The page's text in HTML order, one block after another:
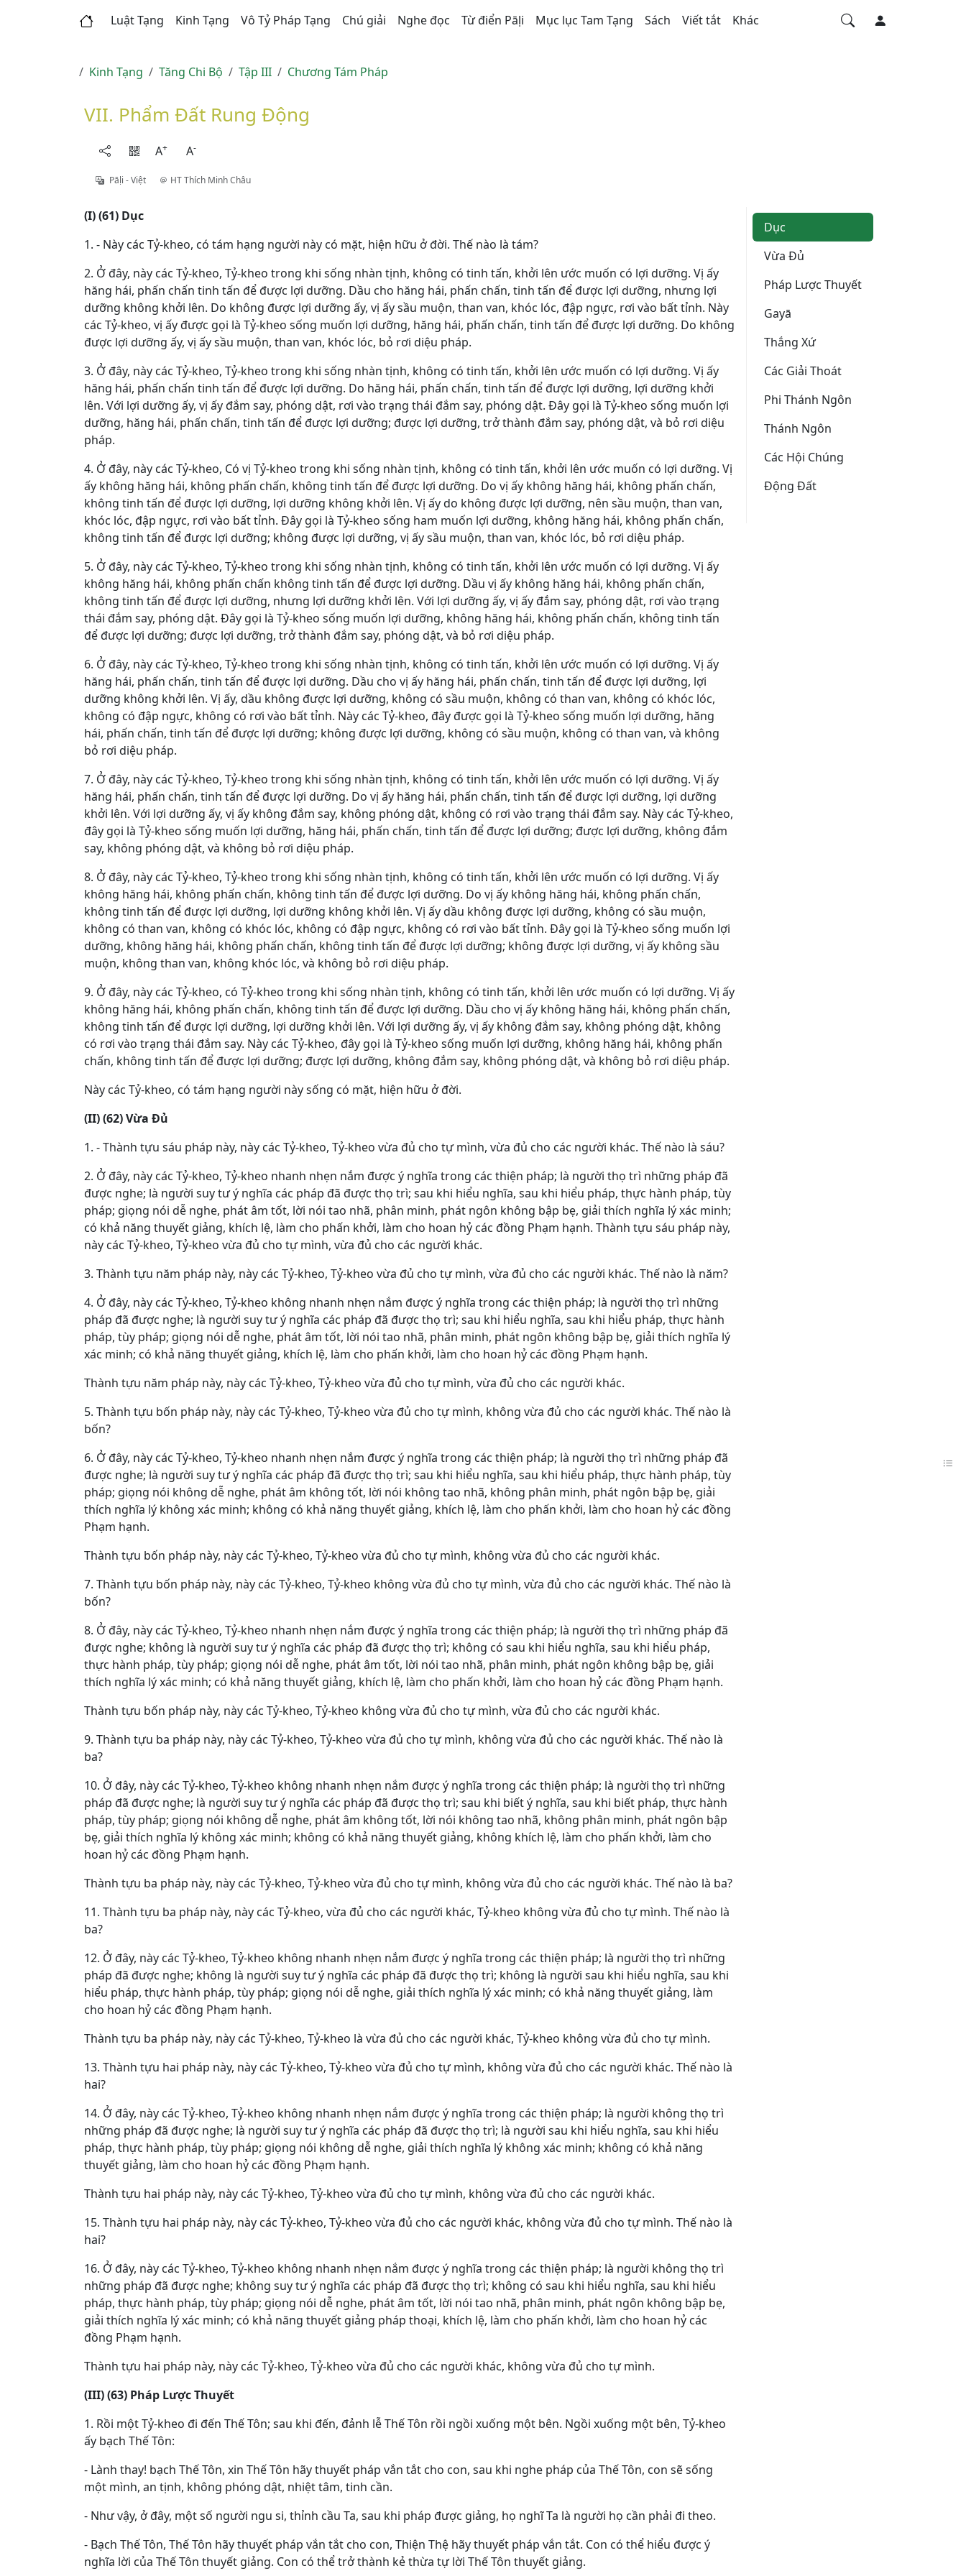
Luật Tạng Kinh Tạng Vô Tỷ Pháp Tạng Chú giải Nghe đọc Từ điển Pāḷi Mục lục Tam Tạng Sách Viết tắt Khác
Kinh Tạng Tăng Chi Bộ Tập III Chương Tám Pháp
VII. Phẩm Ðất Rung Động
A+ A-
Pāḷi - Việt HT Thích Minh Châu
Dục
Vừa Ðủ
Pháp Lược Thuyết
Gayā
Thắng Xứ
Các Giải Thoát
Phi Thánh Ngôn
Thánh Ngôn
Các Hội Chúng
Ðộng Ðất
(I) (61) Dục
1. - Này các Tỷ-kheo, có tám hạng người này có mặt, hiện hữu ở đời. Thế nào là tám?
2. Ở đây, này các Tỷ-kheo, Tỷ-kheo trong khi sống nhàn tịnh, không có tinh tấn, khởi lên ước muốn có lợi dưỡng. Vị ấy
hăng hái, phấn chấn tinh tấn để được lợi dưỡng. Dầu cho hăng hái, phấn chấn, tinh tấn để được lợi dưỡng, nhưng lợi
dưỡng không khởi lên. Do không được lợi dưỡng ấy, vị ấy sầu muộn, than van, khóc lóc, đập ngực, rơi vào bất tỉnh. Này
các Tỷ-kheo, vị ấy được gọi là Tỷ-kheo sống muốn lợi dưỡng, hăng hái, phấn chấn, tinh tấn để được lợi dưỡng. Do không
được lợi dưỡng ấy, vị ấy sầu muộn, than van, khóc lóc, bỏ rơi diệu pháp.
3. Ở đây, này các Tỷ-kheo, Tỷ-kheo trong khi sống nhàn tịnh, không có tinh tấn, khởi lên ước muốn có lợi dưỡng. Vị ấy
hăng hái, phấn chấn tinh tấn để được lợi dưỡng. Do hăng hái, phấn chấn, tinh tấn để được lợi dưỡng, lợi dưỡng khởi
lên. Với lợi dưỡng ấy, vị ấy đắm say, phóng dật, rơi vào trạng thái đắm say, phóng dật. Ðây gọi là Tỷ-kheo sống muốn lợi
dưỡng, hăng hái, phấn chấn, tinh tấn để được lợi dưỡng; được lợi dưỡng, trở thành đắm say, phóng dật, và bỏ rơi diệu
pháp.
4. Ở đây, này các Tỷ-kheo, Có vị Tỷ-kheo trong khi sống nhàn tịnh, không có tinh tấn, khởi lên ước muốn có lợi dưỡng. Vị
ấy không hăng hái, không phấn chấn, không tinh tấn để được lợi dưỡng. Do vị ấy không hăng hái, không phấn chấn,
không tinh tấn để được lợi dưỡng, lợi dưỡng không khởi lên. Vị ấy do không được lợi dưỡng, nên sầu muộn, than van,
khóc lóc, đập ngực, rơi vào bất tỉnh. Ðây gọi là Tỷ-kheo sống ham muốn lợi dưỡng, không hăng hái, không phấn chấn,
không tinh tấn để được lợi dưỡng; không được lợi dưỡng, vị ấy sầu muộn, than van, khóc lóc, bỏ rơi diệu pháp.
5. Ở đây, này các Tỷ-kheo, Tỷ-kheo trong khi sống nhàn tịnh, không có tinh tấn, khởi lên ước muốn có lợi dưỡng. Vị ấy
không hăng hái, không phấn chấn không tinh tấn để được lợi dưỡng. Dầu vị ấy không hăng hái, không phấn chấn,
không tinh tấn để được lợi dưỡng, nhưng lợi dưỡng khởi lên. Với lợi dưỡng ấy, vị ấy đắm say, phóng dật, rơi vào trạng
thái đắm say, phóng dật. Ðây gọi là Tỷ-kheo sống muốn lợi dưỡng, không hăng hái, không phấn chấn, không tinh tấn
để được lợi dưỡng; được lợi dưỡng, trở thành đắm say, phóng dật, và bỏ rơi diệu pháp.
6. Ở đây, này các Tỷ-kheo, Tỷ-kheo trong khi sống nhàn tịnh, không có tinh tấn, khởi lên ước muốn có lợi dưỡng. Vị ấy
hăng hái, phấn chấn, tinh tấn để được lợi dưỡng. Dầu cho vị ấy hăng hái, phấn chấn, tinh tấn để được lợi dưỡng, lợi
dưỡng không khởi lên. Vị ấy, dầu không được lợi dưỡng, không có sầu muộn, không có than van, không có khóc lóc,
không có đập ngực, không có rơi vào bất tỉnh. Này các Tỷ-kheo, đây được gọi là Tỷ-kheo sống muốn lợi dưỡng, hăng
hái, phấn chấn, tinh tấn để được lợi dưỡng; không được lợi dưỡng, không có sầu muộn, không có than van, và không
bỏ rơi diệu pháp.
7. Ở đây, này các Tỷ-kheo, Tỷ-kheo trong khi sống nhàn tịnh, không có tinh tấn, khởi lên ước muốn có lợi dưỡng. Vị ấy
hăng hái, phấn chấn, tinh tấn để được lợi dưỡng. Do vị ấy hăng hái, phấn chấn, tinh tấn để được lợi dưỡng, lợi dưỡng
khởi lên. Với lợi dưỡng ấy, vị ấy không đắm say, không phóng dật, không có rơi vào trạng thái đắm say. Này các Tỷ-kheo,
đây gọi là Tỷ-kheo sống muốn lợi dưỡng, hăng hái, phấn chấn, tinh tấn để được lợi dưỡng; được lợi dưỡng, không đắm
say, không phóng dật, và không bỏ rơi diệu pháp.
8. Ở đây, này các Tỷ-kheo, Tỷ-kheo trong khi sống nhàn tịnh, không có tinh tấn, khởi lên ước muốn có lợi dưỡng. Vị ấy
không hăng hái, không phấn chấn, không tinh tấn để được lợi dưỡng. Do vị ấy không hăng hái, không phấn chấn,
không tinh tấn để được lợi dưỡng, lợi dưỡng không khởi lên. Vị ấy dầu không được lợi dưỡng, không có sầu muộn,
không có than van, không có khóc lóc, không có đập ngực, không có rơi vào bất tỉnh. Ðây gọi là Tỷ-kheo sống muốn lợi
dưỡng, không hăng hái, không phấn chấn, không tinh tấn để được lợi dưỡng; không được lợi dưỡng, vị ấy không sầu
muộn, không than van, không khóc lóc, và không bỏ rơi diệu pháp.
9. Ở đây, này các Tỷ-kheo, có Tỷ-kheo trong khi sống nhàn tịnh, không có tinh tấn, khởi lên ước muốn có lợi dưỡng. Vị ấy
không hăng hái, không phấn chấn, không tinh tấn để được lợi dưỡng. Dầu cho vị ấy không hăng hái, không phấn chấn,
không tinh tấn để được lợi dưỡng, lợi dưỡng khởi lên. Với lợi dưỡng ấy, vị ấy không đắm say, không phóng dật, không
có rơi vào trạng thái đắm say. Này các Tỷ-kheo, đây gọi là Tỷ-kheo sống muốn lợi dưỡng, không hăng hái, không phấn
chấn, không tinh tấn để được lợi dưỡng; được lợi dưỡng, không đắm say, không phóng dật, và không bỏ rơi diệu pháp.
Này các Tỷ-kheo, có tám hạng người này sống có mặt, hiện hữu ở đời.
(II) (62) Vừa Ðủ
1. - Thành tựu sáu pháp này, này các Tỷ-kheo, Tỷ-kheo vừa đủ cho tự mình, vừa đủ cho các người khác. Thế nào là sáu?
2. Ở đây, này các Tỷ-kheo, Tỷ-kheo nhanh nhẹn nắm được ý nghĩa trong các thiện pháp; là người thọ trì những pháp đã
được nghe; là người suy tư ý nghĩa các pháp đã được thọ trì; sau khi hiểu nghĩa, sau khi hiểu pháp, thực hành pháp, tùy
pháp; giọng nói dễ nghe, phát âm tốt, lời nói tao nhã, phân minh, phát ngôn không bập bẹ, giải thích nghĩa lý xác minh;
có khả năng thuyết giảng, khích lệ, làm cho phấn khởi, làm cho hoan hỷ các đồng Phạm hạnh. Thành tựu sáu pháp này,
này các Tỷ-kheo, Tỷ-kheo vừa đủ cho tự mình, vừa đủ cho các người khác.
3. Thành tựu năm pháp này, này các Tỷ-kheo, Tỷ-kheo vừa đủ cho tự mình, vừa đủ cho các người khác. Thế nào là năm?
4. Ở đây, này các Tỷ-kheo, Tỷ-kheo không nhanh nhẹn nắm được ý nghĩa trong các thiện pháp; là người thọ trì những
pháp đã được nghe; là người suy tư ý nghĩa các pháp đã được thọ trì; sau khi hiểu nghĩa, sau khi hiểu pháp, thực hành
pháp, tùy pháp; giọng nói dễ nghe, phát âm tốt, lời nói tao nhã, phân minh, phát ngôn không bập bẹ, giải thích nghĩa lý
xác minh; có khả năng thuyết giảng, khích lệ, làm cho phấn khởi, làm cho hoan hỷ các đồng Phạm hạnh.
Thành tựu năm pháp này, này các Tỷ-kheo, Tỷ-kheo vừa đủ cho tự mình, vừa đủ cho các người khác.
5. Thành tựu bốn pháp này, này các Tỷ-kheo, Tỷ-kheo vừa đủ cho tự mình, không vừa đủ cho các người khác. Thế nào là
bốn?
6. Ở đây, này các Tỷ-kheo, Tỷ-kheo nhanh nhẹn nắm được ý nghĩa trong các thiện pháp; là người thọ trì những pháp đã
được nghe; là người suy tư ý nghĩa các pháp đã được thọ trì; sau khi hiểu nghĩa, sau khi hiểu pháp, thực hành pháp, tùy
pháp; giọng nói không dễ nghe, phát âm không tốt, lời nói không tao nhã, không phân minh, phát ngôn bập bẹ, giải
thích nghĩa lý không xác minh; không có khả năng thuyết giảng, khích lệ, làm cho phấn khởi, làm cho hoan hỷ các đồng
Phạm hạnh.
Thành tựu bốn pháp này, này các Tỷ-kheo, Tỷ-kheo vừa đủ cho tự mình, không vừa đủ cho các người khác.
7. Thành tựu bốn pháp này, này các Tỷ-kheo, Tỷ-kheo không vừa đủ cho tự mình, vừa đủ cho các người khác. Thế nào là
bốn?
8. Ở đây, này các Tỷ-kheo, Tỷ-kheo nhanh nhẹn nắm được ý nghĩa trong các thiện pháp; là người thọ trì những pháp đã
được nghe; không là người suy tư ý nghĩa các pháp đã được thọ trì; không có sau khi hiểu nghĩa, sau khi hiểu pháp,
thực hành pháp, tùy pháp; giọng nói dễ nghe, phát âm tốt, lời nói tao nhã, phân minh, phát ngôn không bập bẹ, giải
thích nghĩa lý xác minh; có khả năng thuyết giảng, khích lệ, làm cho phấn khởi, làm cho hoan hỷ các đồng Phạm hạnh.
Thành tựu bốn pháp này, này các Tỷ-kheo, Tỷ-kheo không vừa đủ cho tự mình, vừa đủ cho các người khác.
9. Thành tựu ba pháp này, này các Tỷ-kheo, Tỷ-kheo vừa đủ cho tự mình, không vừa đủ cho các người khác. Thế nào là
ba?
10. Ở đây, này các Tỷ-kheo, Tỷ-kheo không nhanh nhẹn nắm được ý nghĩa trong các thiện pháp; là người thọ trì những
pháp đã được nghe; là người suy tư ý nghĩa các pháp đã được thọ trì; sau khi biết ý nghĩa, sau khi biết pháp, thực hành
pháp, tùy pháp; giọng nói không dễ nghe, phát âm không tốt, lời nói không tao nhã, không phân minh, phát ngôn bập
bẹ, giải thích nghĩa lý không xác minh; không có khả năng thuyết giảng, không khích lệ, làm cho phấn khởi, làm cho
hoan hỷ các đồng Phạm hạnh.
Thành tựu ba pháp này, này các Tỷ-kheo, Tỷ-kheo vừa đủ cho tự mình, không vừa đủ cho các người khác. Thế nào là ba?
11. Thành tựu ba pháp này, này các Tỷ-kheo, vừa đủ cho các người khác, Tỷ-kheo không vừa đủ cho tự mình. Thế nào là
ba?
12. Ở đây, này các Tỷ-kheo, Tỷ-kheo không nhanh nhẹn nắm được ý nghĩa trong các thiện pháp; là người thọ trì những
pháp đã được nghe; không là người suy tư ý nghĩa các pháp đã được thọ trì; không là người sau khi hiểu nghĩa, sau khi
hiểu pháp, thực hành pháp, tùy pháp; giọng nói dễ nghe, giải thích nghĩa lý xác minh; có khả năng thuyết giảng, làm
cho hoan hỷ các đồng Phạm hạnh.
Thành tựu ba pháp này, này các Tỷ-kheo, Tỷ-kheo là vừa đủ cho các người khác, Tỷ-kheo không vừa đủ cho tự mình.
13. Thành tựu hai pháp này, này các Tỷ-kheo, Tỷ-kheo vừa đủ cho tự mình, không vừa đủ cho các người khác. Thế nào là
hai?
14. Ở đây, này các Tỷ-kheo, Tỷ-kheo không nhanh nhẹn nắm được ý nghĩa trong các thiện pháp; là người không thọ trì
những pháp đã được nghe; là người suy tư ý nghĩa các pháp đã được thọ trì; là người sau khi hiểu nghĩa, sau khi hiểu
pháp, thực hành pháp, tùy pháp; giọng nói không dễ nghe, giải thích nghĩa lý không xác minh; không có khả năng
thuyết giảng, làm cho hoan hỷ các đồng Phạm hạnh.
Thành tựu hai pháp này, này các Tỷ-kheo, Tỷ-kheo vừa đủ cho tự mình, không vừa đủ cho các người khác.
15. Thành tựu hai pháp này, này các Tỷ-kheo, Tỷ-kheo vừa đủ cho các người khác, không vừa đủ cho tự mình. Thế nào là
hai?
16. Ở đây, này các Tỷ-kheo, Tỷ-kheo không nhanh nhẹn nắm được ý nghĩa trong các thiện pháp; là người không thọ trì
những pháp đã được nghe; không suy tư ý nghĩa các pháp đã được thọ trì; không có sau khi hiểu nghĩa, sau khi hiểu
pháp, thực hành pháp, tùy pháp; giọng nói dễ nghe, phát âm tốt, lời nói tao nhã, phân minh, phát ngôn không bập bẹ,
giải thích nghĩa lý xác minh; có khả năng thuyết giảng pháp thoại, khích lệ, làm cho phấn khởi, làm cho hoan hỷ các
đồng Phạm hạnh.
Thành tựu hai pháp này, này các Tỷ-kheo, Tỷ-kheo vừa đủ cho các người khác, không vừa đủ cho tự mình.
(III) (63) Pháp Lược Thuyết
1. Rồi một Tỷ-kheo đi đến Thế Tôn; sau khi đến, đảnh lễ Thế Tôn rồi ngồi xuống một bên. Ngồi xuống một bên, Tỷ-kheo
ấy bạch Thế Tôn:
- Lành thay! bạch Thế Tôn, xin Thế Tôn hãy thuyết pháp vắn tắt cho con, sau khi nghe pháp của Thế Tôn, con sẽ sống
một mình, an tịnh, không phóng dật, nhiệt tâm, tinh cần.
- Như vậy, ở đây, một số người ngu si, thỉnh cầu Ta, sau khi pháp được giảng, họ nghĩ Ta là người họ cần phải đi theo.
- Bạch Thế Tôn, Thế Tôn hãy thuyết pháp vắn tắt cho con, Thiện Thệ hãy thuyết pháp vắn tắt. Con có thể hiểu được ý
nghĩa lời của Thế Tôn thuyết giảng. Con có thể trở thành kẻ thừa tự lời Thế Tôn thuyết giảng.